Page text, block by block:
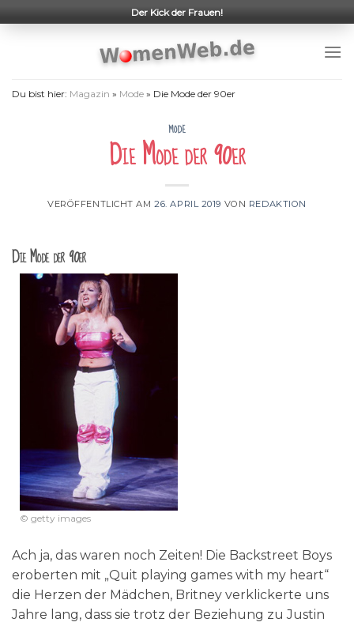
to
Der Kick der Frauen!
Du bist hier: Magazin » Mode » Die Mode der 90er
MODE
Die Mode der 90er
VERÖFFENTLICHT AM26. APRIL 2019 VON REDAKTION
Die Mode der 90er
© getty images
Ach ja, das waren noch Zeiten! Die Backstreet Boys
eroberten mit „Quit playing games with my heart“
die Herzen der Mädchen, Britney verklickerte uns
Jahre lang, dass sie trotz der Beziehung zu Justin